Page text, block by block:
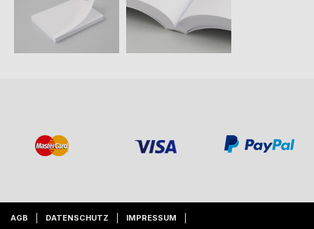
AGB DATENSCHUTZ IMPRESSUM